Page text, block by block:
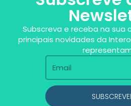
Subscreva e receba na sua
principais novidades da